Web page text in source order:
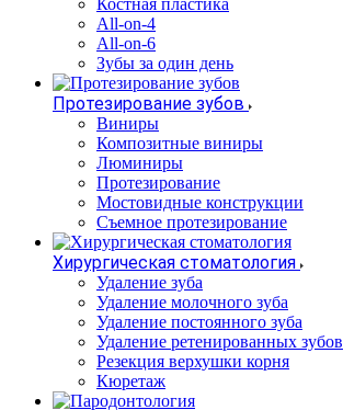
Костная пластика
All-on-4
All-on-6
Зубы за один день
Протезирование зубов
Виниры
Композитные виниры
Люминиры
Протезирование
Мостовидные конструкции
Съемное протезирование
Хирургическая стоматология
Удаление зуба
Удаление молочного зуба
Удаление постоянного зуба
Удаление ретенированных зубов
Резекция верхушки корня
Кюретаж